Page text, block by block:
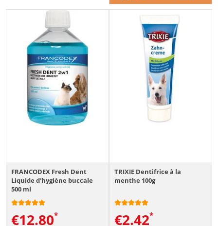
FRANCODEX Fresh Dent
Liquide d'hygiène buccale
500 ml
€12.80
TRIXIE Dentifrice à la
menthe 100g
€2.42